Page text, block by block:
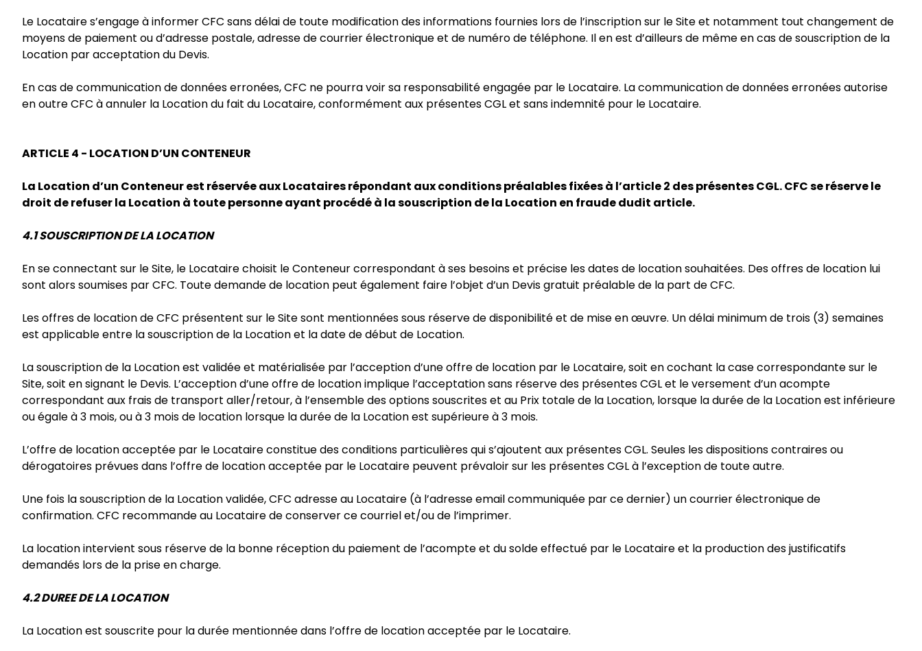
Le Locataire s’engage à informer CFC sans délai de toute modification des informations fournies lors de l’inscription sur le Site et notamment tout changement de
moyens de paiement ou d’adresse postale, adresse de courrier électronique et de numéro de téléphone. Il en est d’ailleurs de même en cas de souscription de la
Location par acceptation du Devis.
En cas de communication de données erronées, CFC ne pourra voir sa responsabilité engagée par le Locataire. La communication de données erronées autorise
en outre CFC à annuler la Location du fait du Locataire, conformément aux présentes CGL et sans indemnité pour le Locataire.
ARTICLE 4 - LOCATION D’UN CONTENEUR
La Location d’un Conteneur est réservée aux Locataires répondant aux conditions préalables fixées à l’article 2 des présentes CGL. CFC se réserve le
droit de refuser la Location à toute personne ayant procédé à la souscription de la Location en fraude dudit article.
4.1 SOUSCRIPTION DE LA LOCATION
En se connectant sur le Site, le Locataire choisit le Conteneur correspondant à ses besoins et précise les dates de location souhaitées. Des offres de location lui
sont alors soumises par CFC. Toute demande de location peut également faire l’objet d’un Devis gratuit préalable de la part de CFC.
Les offres de location de CFC présentent sur le Site sont mentionnées sous réserve de disponibilité et de mise en œuvre. Un délai minimum de trois (3) semaines
est applicable entre la souscription de la Location et la date de début de Location.
La souscription de la Location est validée et matérialisée par l’acception d’une offre de location par le Locataire, soit en cochant la case correspondante sur le
Site, soit en signant le Devis. L’acception d’une offre de location implique l’acceptation sans réserve des présentes CGL et le versement d’un acompte
correspondant aux frais de transport aller/retour, à l’ensemble des options souscrites et au Prix totale de la Location, lorsque la durée de la Location est inférieure
ou égale à 3 mois, ou à 3 mois de location lorsque la durée de la Location est supérieure à 3 mois.
L’offre de location acceptée par le Locataire constitue des conditions particulières qui s’ajoutent aux présentes CGL. Seules les dispositions contraires ou
dérogatoires prévues dans l’offre de location acceptée par le Locataire peuvent prévaloir sur les présentes CGL à l’exception de toute autre.
Une fois la souscription de la Location validée, CFC adresse au Locataire (à l’adresse email communiquée par ce dernier) un courrier électronique de
confirmation. CFC recommande au Locataire de conserver ce courriel et/ou de l’imprimer.
La location intervient sous réserve de la bonne réception du paiement de l’acompte et du solde effectué par le Locataire et la production des justificatifs
demandés lors de la prise en charge.
4.2 DUREE DE LA LOCATION
La Location est souscrite pour la durée mentionnée dans l’offre de location acceptée par le Locataire.